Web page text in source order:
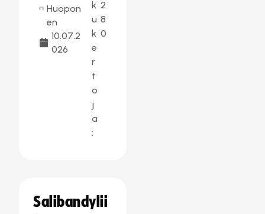
Huopon
en
10.07.2
026
k
u
k
e
r
t
o
j
a
:
2
8
0
Salibandylii